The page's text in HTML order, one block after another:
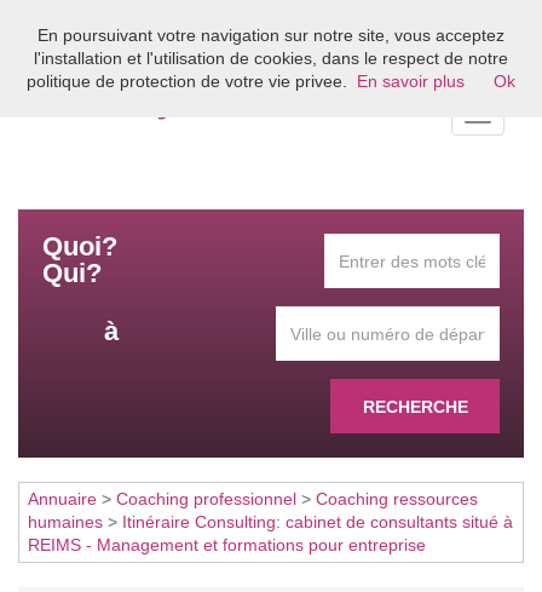
Bienvenue sur l'annuaire du coaching en France
Quoi?
Qui?
à
RECHERCHE
Annuaire > Coaching professionnel > Coaching ressources
humaines > Itinéraire Consulting: cabinet de consultants situé à
REIMS - Management et formations pour entreprise
En poursuivant votre navigation sur notre site, vous acceptez
l'installation et l'utilisation de cookies, dans le respect de notre
politique de protection de votre vie privee.
En savoir plus Ok